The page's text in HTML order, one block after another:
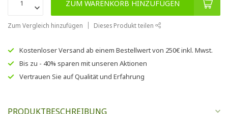
ZUM WARENKORB HINZUFÜGEN
Zum Vergleich hinzufügen Dieses Produkt teilen
Kostenloser Versand ab einem Bestellwert von 250€inkl. Mwst.
Bis zu - 40% sparen mit unseren Aktionen
Vertrauen Sie aufQualität und Erfahrung
PRODUKTBESCHREIBUNG